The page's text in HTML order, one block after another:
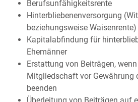
Berufsunfähigkeitsrente
Hinterbliebenenversorgung
beziehungsweise Waisenrente)
Kapitalabfindung für
Ehemänner
Erstattung von Beiträgen,
Mitgliedschaft vor Gewährung
beenden